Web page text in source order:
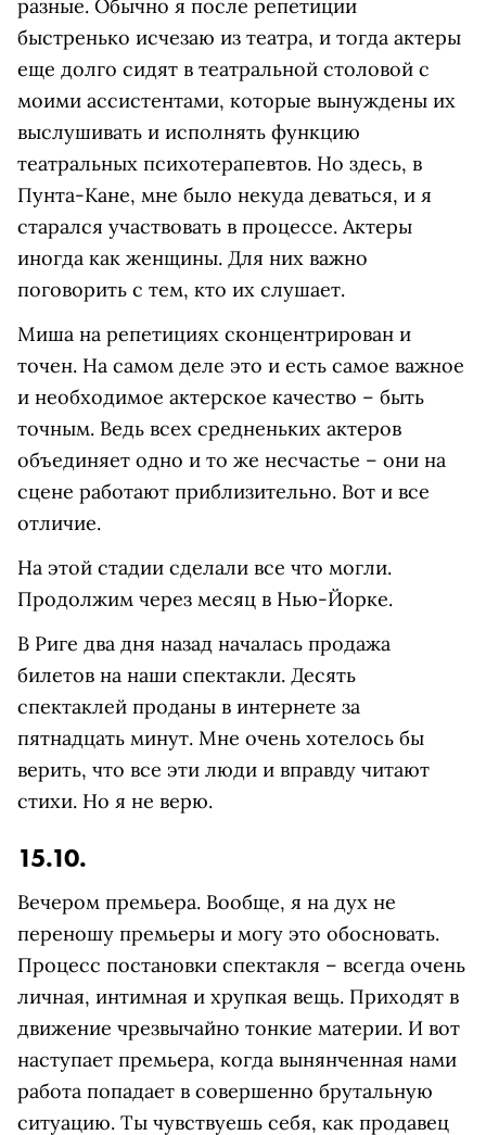
разные. Обычно я после репетиции
быстренько исчезаю из театра, и тогда актеры
еще долго сидят в театральной столовой с
моими ассистентами, которые вынуждены их
выслушивать и исполнять функцию
театральных психотерапевтов. Но здесь, в
Пунта-Кане, мне было некуда деваться, и я
старался участвовать в процессе. Актеры
иногда как женщины. Для них важно
поговорить с тем, кто их слушает.
Миша на репетициях сконцентрирован и
точен. На самом деле это и есть самое важное
и необходимое актерское качество – быть
точным. Ведь всех средненьких актеров
объединяет одно и то же несчастье – они на
сцене работают приблизительно. Вот и все
отличие.
На этой стадии сделали все что могли.
Продолжим через месяц в Нью-Йорке.
В Риге два дня назад началась продажа
билетов на наши спектакли. Десять
спектаклей проданы в интернете за
пятнадцать минут. Мне очень хотелось бы
верить, что все эти люди и вправду читают
стихи. Но я не верю.
15.10.
Вечером премьера. Вообще, я на дух не
переношу премьеры и могу это обосновать.
Процесс постановки спектакля – всегда очень
личная, интимная и хрупкая вещь. Приходят в
движение чрезвычайно тонкие материи. И вот
наступает премьера, когда вынянченная нами
работа попадает в совершенно брутальную
ситуацию. Ты чувствуешь себя, как продавец